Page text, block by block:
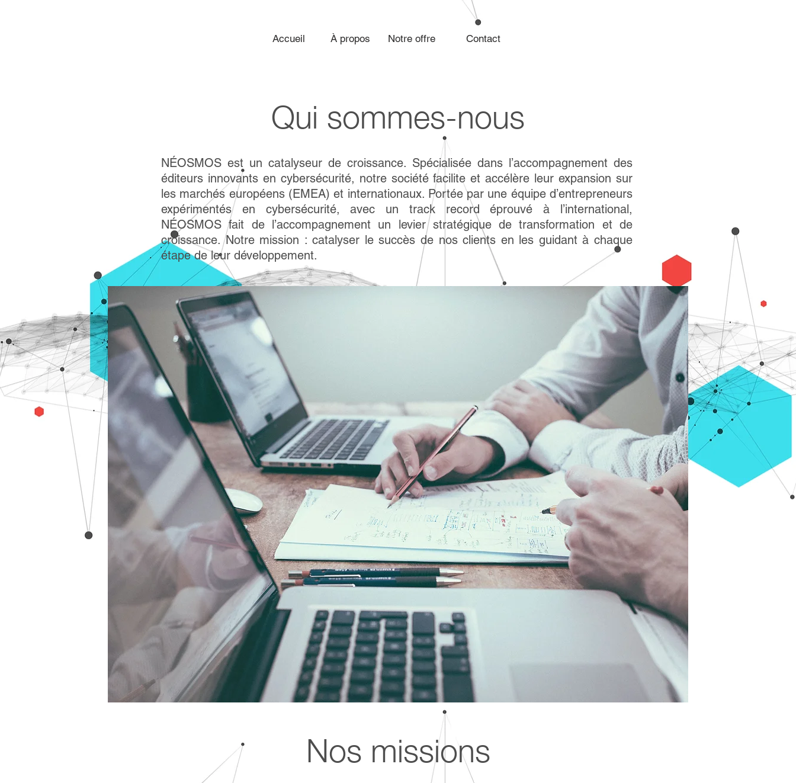
Accueil À propos Notre offre Contact
Qui sommes-nous
NÉOSMOS est un catalyseur de croissance. Spécialisée dans l’accompagnement des
éditeurs innovants en cybersécurité, notre société facilite et accélère leur expansion sur
les marchés européens (EMEA) et internationaux. Portée par une équipe d’entrepreneurs
expérimentés en cybersécurité, avec un track record éprouvé à l’international,
NÉOSMOS fait de l’accompagnement un levier stratégique de transformation et de
croissance. Notre mission : catalyser le succès de nos clients en les guidant à chaque
étape de leur développement.
Nos missions